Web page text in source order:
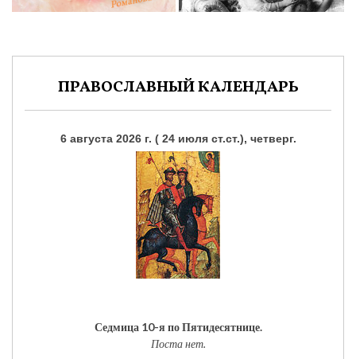
ПРАВОСЛАВНЫЙ КАЛЕНДАРЬ
6 августа 2026 г. ( 24 июля ст.ст.), четверг.
Седмица 10-я по Пятидесятнице.
Поста нет.